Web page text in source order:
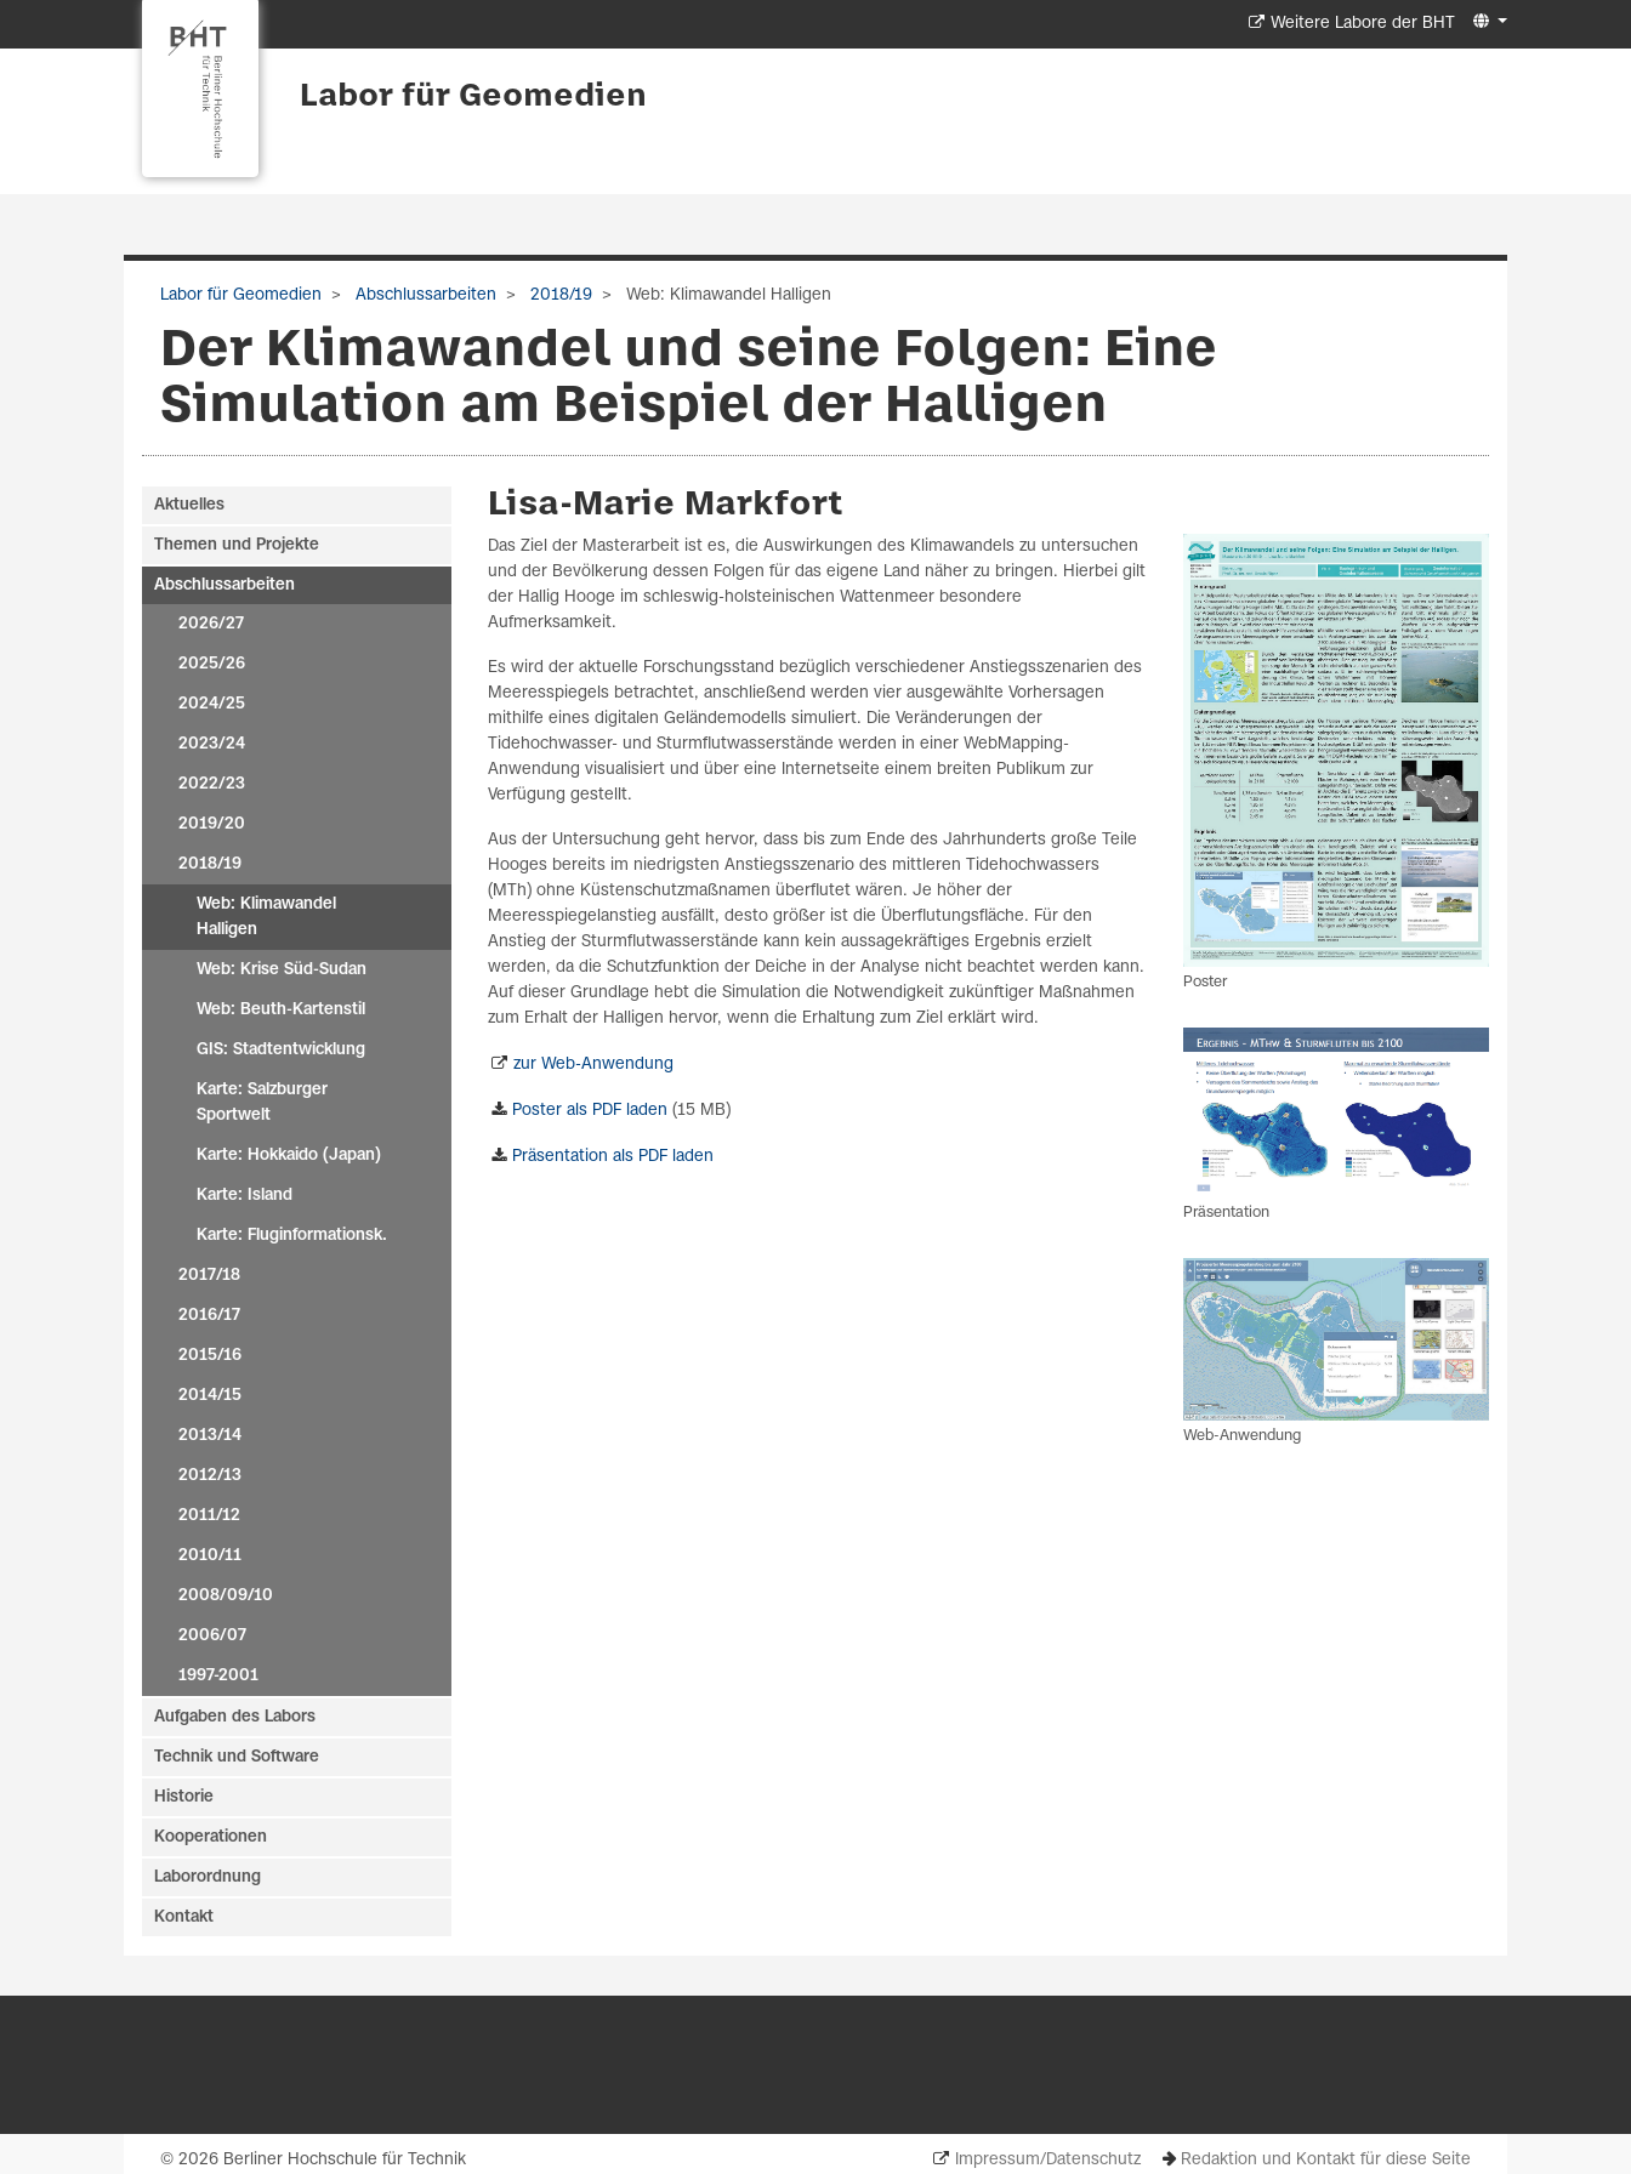
Weitere Labore der BHT
Labor für Geomedien
Labor für Geomedien Abschlussarbeiten 2018/19 Web: Klimawandel Halligen
Der Klimawandel und seine Folgen: Eine
Simulation am Beispiel der Halligen
Lisa-Marie Markfort
Das Ziel der Masterarbeit ist es, die Auswirkungen des Klimawandels zu untersuchen
und der Bevölkerung dessen Folgen für das eigene Land näher zu bringen. Hierbei gilt
der Hallig Hooge im schleswig-holsteinischen Wattenmeer besondere
Aufmerksamkeit.
Es wird der aktuelle Forschungsstand bezüglich verschiedener Anstiegsszenarien des
Meeresspiegels betrachtet, anschließend werden vier ausgewählte Vorhersagen
mithilfe eines digitalen Geländemodells simuliert. Die Veränderungen der
Tidehochwasser- und Sturmflutwasserstände werden in einer WebMapping-
Anwendung visualisiert und über eine Internetseite einem breiten Publikum zur
Verfügung gestellt.
Aus der Untersuchung geht hervor, dass bis zum Ende des Jahrhunderts große Teile
Hooges bereits im niedrigsten Anstiegsszenario des mittleren Tidehochwassers
(MTh) ohne Küstenschutzmaßnamen überflutet wären. Je höher der
Meeresspiegelanstieg ausfällt, desto größer ist die Überflutungsfläche. Für den
Anstieg der Sturmflutwasserstände kann kein aussagekräftiges Ergebnis erzielt
werden, da die Schutzfunktion der Deiche in der Analyse nicht beachtet werden kann.
Auf dieser Grundlage hebt die Simulation die Notwendigkeit zukünftiger Maßnahmen
zum Erhalt der Halligen hervor, wenn die Erhaltung zum Ziel erklärt wird.
zur Web-Anwendung
Poster als PDF laden (15 MB)
Präsentation als PDF laden
Poster
Präsentation
Web-Anwendung
Aktuelles
Themen und Projekte
Abschlussarbeiten
2026/27
2025/26
2024/25
2023/24
2022/23
2019/20
2018/19
Web: Klimawandel
Halligen
Web: Krise Süd-Sudan
Web: Beuth-Kartenstil
GIS: Stadtentwicklung
Karte: Salzburger
Sportwelt
Karte: Hokkaido (Japan)
Karte: Island
Karte: Fluginformationsk.
2017/18
2016/17
2015/16
2014/15
2013/14
2012/13
2011/12
2010/11
2008/09/10
2006/07
1997-2001
Aufgaben des Labors
Technik und Software
Historie
Kooperationen
Laborordnung
Kontakt
© 2026 Berliner Hochschule für Technik Impressum/Datenschutz Redaktion und Kontakt für diese Seite